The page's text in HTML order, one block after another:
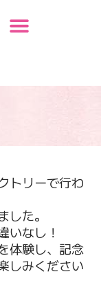
トリーで行わ
た。
いなし！
体験し、記念
しみください